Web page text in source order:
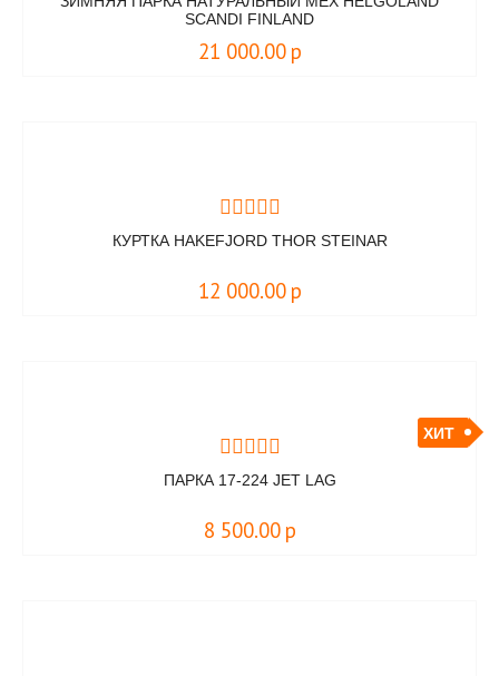
SCANDI FINLAND
21 000.00 р
КУРТКА HAKEFJORD THOR STEINAR
12 000.00 р
ХИТ
ПАРКА 17-224 JET LAG
8 500.00 р